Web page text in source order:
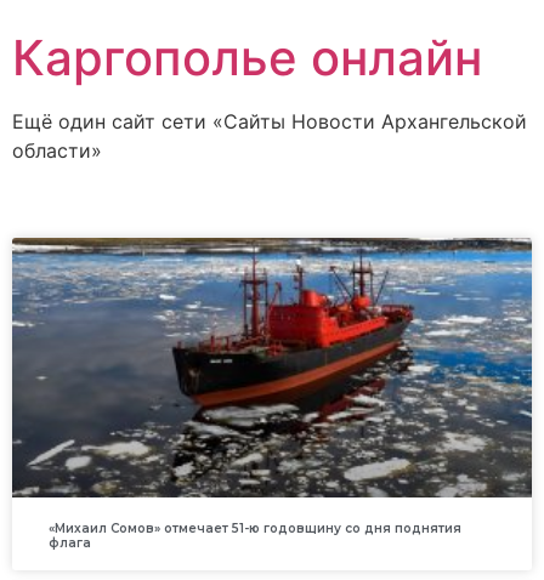
Каргополье онлайн
Ещё один сайт сети «Сайты Новости Архангельской
области»
«Михаил Сомов» отмечает 51-ю годовщину со дня поднятия
флага